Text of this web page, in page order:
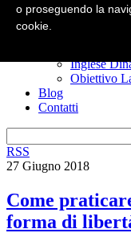
Il manuale
Inglese
Obiettivo
Blog
Contatti
RSS
27 Giugno 2018
Come
forma di
o proseguendo la
cookie.